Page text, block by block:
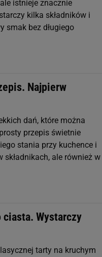
istnieje znacznie
kilka składników i
smak bez długiego
Najpierw
dań, które można
przepis świetnie
stania przy kuchence i
ale również w
Wystarczy
tarty na kruchym